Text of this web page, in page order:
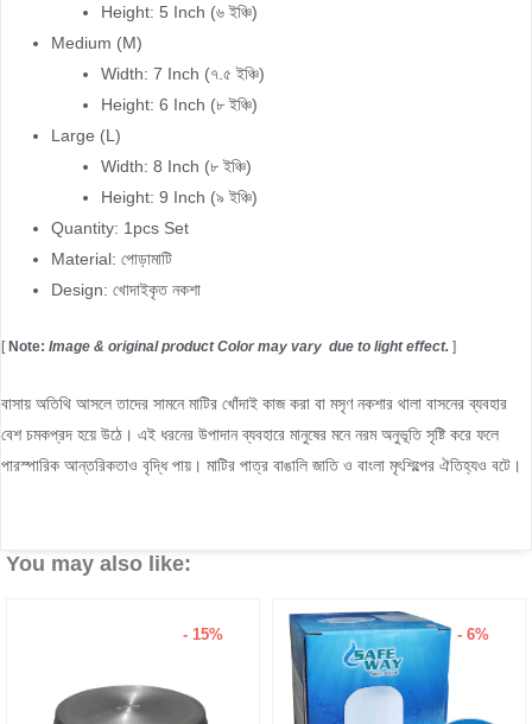
Height: 5 Inch (৬ ইঞ্চি)
Medium (M)
Width: 7 Inch (৭.৫ ইঞ্চি)
Height: 6 Inch (৮ ইঞ্চি)
Large (L)
Width: 8 Inch (৮ ইঞ্চি)
Height: 9 Inch (৯ ইঞ্চি)
Quantity: 1pcs Set
Material: পোড়ামাটি
Design: খোদাইকৃত নকশা
[Note: Image & original product Color may vary due to light effect. ]
বাসায় অতিথি আসলে তাদের সামনে মাটির খোঁদাই কাজ করা বা মসৃণ নকশার থালা বাসনের ব্যবহার
বেশ চমকপ্রদ হয়ে উঠে। এই ধরনের উপাদান ব্যবহারে মানুষের মনে নরম অনুভূতি সৃষ্টি করে ফলে
পারস্পারিক আন্তরিকতাও বৃদ্ধি পায়। মাটির পাত্র বাঙালি জাতি ও বাংলা মৃৎশিল্পের ঐতিহ্যও বটে।
You may also like:
- 15% - 6%